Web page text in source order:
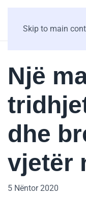
Skip to main
Një
dhe
vjetër
5 Nëntor 2020